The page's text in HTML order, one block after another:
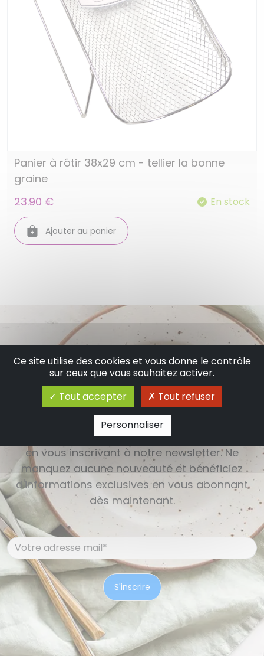
Panier à rôtir 38x29 cm - tellier la bonne
graine
23.90 €
En stock
Ajouter au panier
S'inscrire à la newsletter
Restez informé(e) des dernières actualités,
événements, promotions et offres exclusives
en vous inscrivant à notre newsletter. Ne
manquez aucune nouveauté et bénéficiez
d'informations exclusives en vous abonnant
dès maintenant.
Ce site utilise des cookies et vous donne le contrôle
sur ceux que vous souhaitez activer.
Tout accepter
Tout refuser
Personnaliser